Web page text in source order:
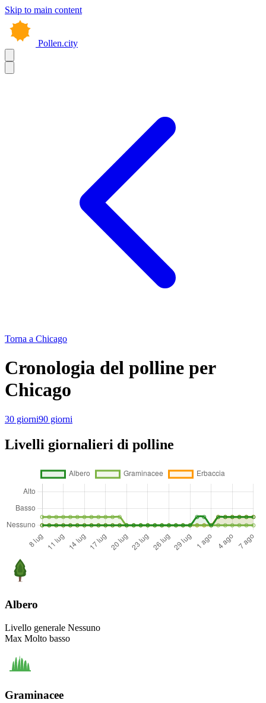
Skip to main content
Pollen.city
Torna a Chicago
Cronologia del polline per
Chicago
30 giorni90 giorni
Livelli giornalieri di polline
Albero
Livello generale Nessuno
Max Molto basso
Graminacee